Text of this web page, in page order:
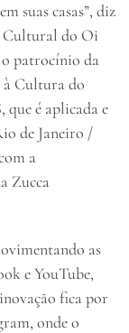
suas casas”, diz
Cultural do Oi
patrocínio da
à Cultura do
é aplicada e
de Janeiro /
a
Zucca
as
e YouTube,
fica por
onde o